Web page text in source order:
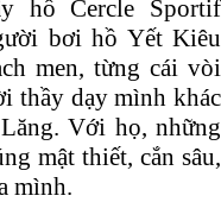
hồ Cercle Sportif
bơi hồ Yết Kiêu
men, từng cái vòi
thầy dạy mình khác
Với họ, những
mật thiết, cắn sâu,
mình.